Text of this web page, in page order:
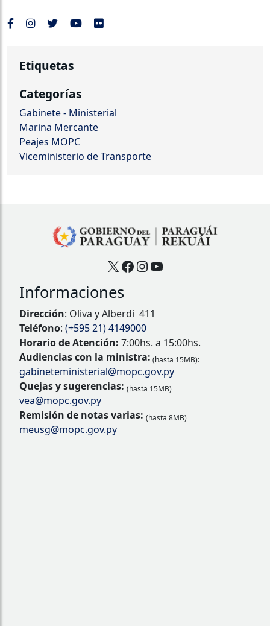
Etiquetas
Categorías
Gabinete - Ministerial
Marina Mercante
Peajes MOPC
Viceministerio de Transporte
X Facebook
Instagram
YouTube
Informaciones
Dirección: Oliva y Alberdi 411
Teléfono: (+595 21) 4149000
Horario de Atención: 7:00hs. a 15:00hs.
Audiencias con la ministra: (hasta 15MB):
gabineteministerial@mopc.gov.py
Quejas y sugerencias: (hasta 15MB)
vea@mopc.gov.py
Remisión de notas varias: (hasta 8MB)
meusg@mopc.gov.py